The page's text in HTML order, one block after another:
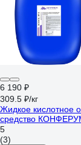
6 190 ₽
309.5 ₽/кг
Жидкое кислотное
средство
5
(3)